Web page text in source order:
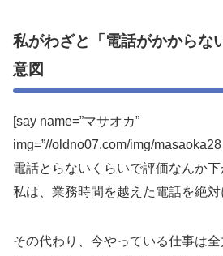
私がわざと「電話がかからな
意図
[say name=”マサオカ”
img=”//oldno07.com/img/
電話とらないくらいで評価なんか
私は、業務時間を越えた電話を絶対
その代わり、今やっている仕事は